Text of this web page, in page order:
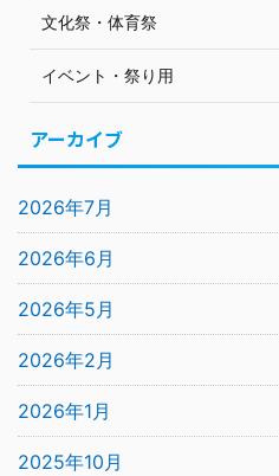
文化祭・体育祭
イベント・祭り用
アーカイブ
2026年7月
2026年6月
2026年5月
2026年2月
2026年1月
2025年10月